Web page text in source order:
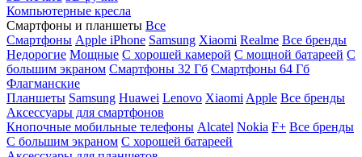
Компьютерные кресла
Смартфоны и планшеты Все
Смартфоны Apple iPhone Samsung Xiaomi Realme Все бренды
Недорогие Мощные С хорошей камерой С мощной батареей С
большим экраном Смартфоны 32 Гб Смартфоны 64 Гб
Флагманские
Планшеты Samsung Huawei Lenovo Xiaomi Apple Все бренды
Аксессуары для смартфонов
Кнопочные мобильные телефоны Alcatel Nokia F+ Все бренды
С большим экраном С хорошей батареей